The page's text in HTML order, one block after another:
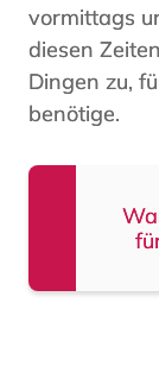
vormittags
diesen
Dingen zu,
benötige.